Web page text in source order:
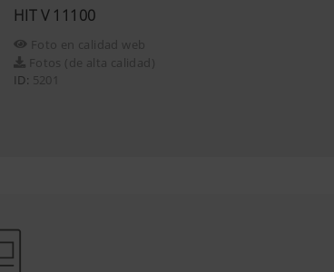
HIT V 11100
Foto en calidad web
Fotos (de alta calidad)
ID: 5201